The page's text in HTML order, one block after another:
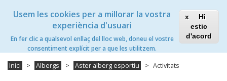
Usem les cookies per a millorar la vostra
experiència d'usuari
En fer clic a qualsevol enllaç del lloc web, doneu el vostre
consentiment explícit per a que les utilitzem.
Hi
estic
d'acord
Toggle
Xanascat
Toggle
navigation
Àster Alberg Esportiu
Inici Albergs Aster alberg esportiu Activitats